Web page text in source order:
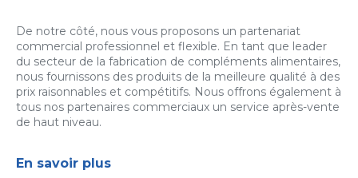
De notre côté, nous vous proposons un partenariat
commercial professionnel et flexible. En tant que leader
du secteur de la fabrication de compléments alimentaires,
nous fournissons des produits de la meilleure qualité à des
prix raisonnables et compétitifs. Nous offrons également à
tous nos partenaires commerciaux un service après-vente
de haut niveau.
En savoir plus